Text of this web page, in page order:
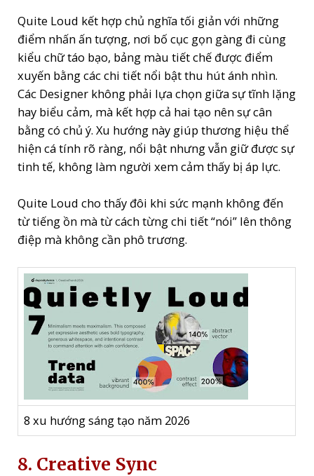
Quite Loud kết hợp chủ nghĩa tối giản với những
điểm nhấn ấn tượng, nơi bố cục gọn gàng đi cùng
kiểu chữ táo bạo, bảng màu tiết chế được điểm
xuyến bằng các chi tiết nổi bật thu hút ánh nhìn.
Các Designer không phải lựa chọn giữa sự tĩnh lặng
hay biểu cảm, mà kết hợp cả hai tạo nên sự cân
bằng có chủ ý. Xu hướng này giúp thương hiệu thể
hiện cá tính rõ ràng, nổi bật nhưng vẫn giữ được sự
tinh tế, không làm người xem cảm thấy bị áp lực.
Quite Loud cho thấy đôi khi sức mạnh không đến
từ tiếng ồn mà từ cách từng chi tiết “nói” lên thông
điệp mà không cần phô trương.
8 xu hướng sáng tạo năm 2026
8. Creative Sync